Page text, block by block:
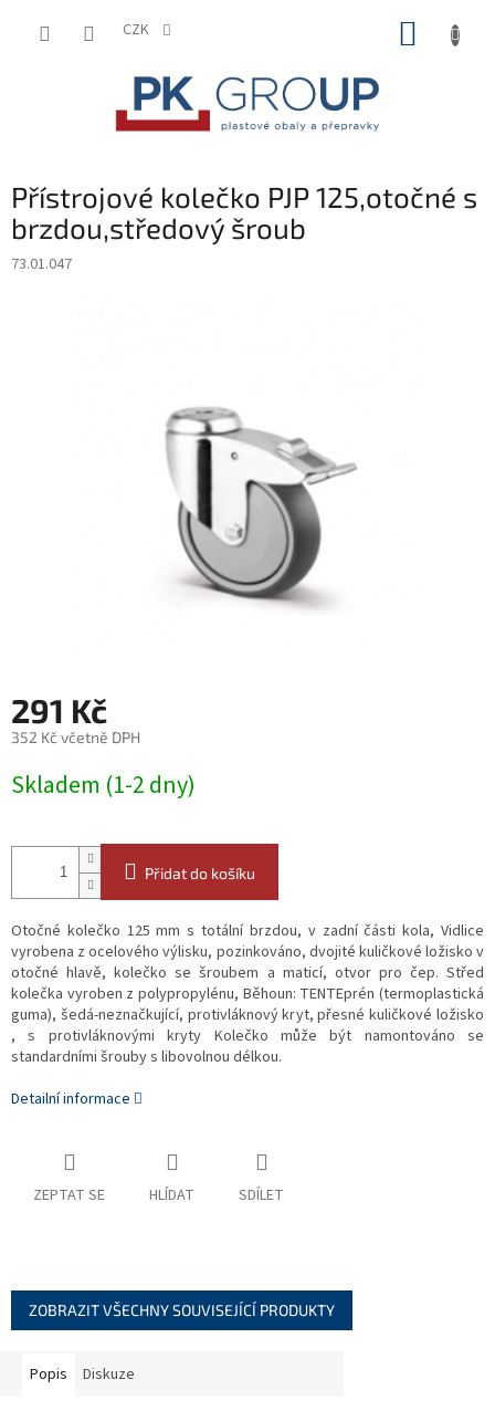
CZK
Přístrojové kolečko PJP 125,otočné s
brzdou,středový šroub
73.01.047
291 Kč
352 Kč včetně DPH
cena:
Skladem (1-2 dny)
Přidat do košíku
Otočné kolečko 125 mm s totální brzdou, v zadní části kola, Vidlice
vyrobena z ocelového výlisku, pozinkováno, dvojité kuličkové ložisko v
otočné hlavě, kolečko se šroubem a maticí, otvor pro čep. Střed
kolečka vyroben z polypropylénu, Běhoun: TENTEprén (termoplastická
guma), šedá-neznačkující, protivláknový kryt, přesné kuličkové ložisko
, s protivláknovými kryty Kolečko může být namontováno se
standardními šrouby s libovolnou délkou.
Detailní informace
ZEPTAT SE HLÍDAT SDÍLET
ZOBRAZIT VŠECHNY SOUVISEJÍCÍ PRODUKTY
Popis Diskuze